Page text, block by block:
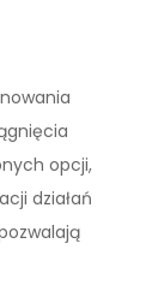
opcji,
działań